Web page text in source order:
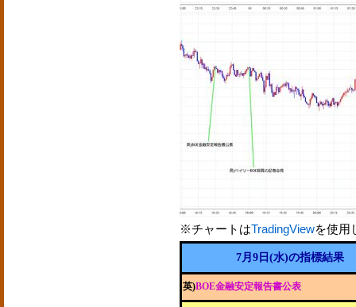
※チャートはTradingViewを使用
7月9日(水)の指標結果
英)BOE金融安定報告書公表